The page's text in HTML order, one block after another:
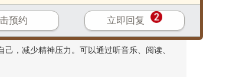
，减少精神压力。可以通过听音乐、阅读、
预约 立即回复